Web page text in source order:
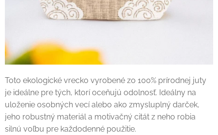
Toto ekologické vrecko vyrobené zo 100% prírodnej juty
je ideálne pre tých, ktorí oceňujú odolnosť. Ideálny na
uloženie osobných vecí alebo ako zmysluplný darček,
jeho robustný materiál a motivačný citát z neho robia
silnú voľbu pre každodenné použitie.